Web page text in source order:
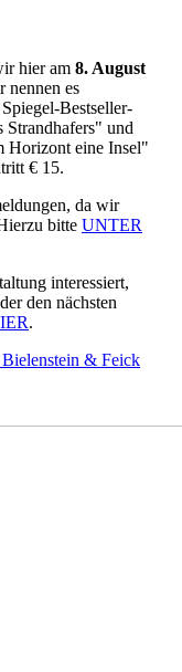
hier am 8. August
nennen es
Spiegel-Bestseller-
und
Horizont eine Insel"
€ 15.
da wir
bitte UNTER
interessiert,
den nächsten
.
& Feick